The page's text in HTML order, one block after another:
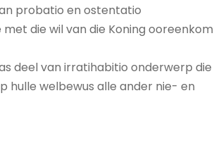
probatio en ostentatio
die wil van die Koning ooreenkom
deel van irratihabitio onderwerp die
hulle welbewus alle ander nie- en